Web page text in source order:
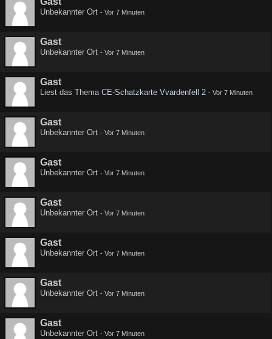
Unbekannter Ort - Vor 7 Minuten
Gast
Unbekannter Ort - Vor 7 Minuten
Gast
Liest das Thema CE-Schatzkarte Vvardenfell 2 - Vor 7 Minuten
Gast
Unbekannter Ort - Vor 7 Minuten
Gast
Unbekannter Ort - Vor 7 Minuten
Gast
Unbekannter Ort - Vor 7 Minuten
Gast
Unbekannter Ort - Vor 7 Minuten
Gast
Unbekannter Ort - Vor 7 Minuten
Gast
Unbekannter Ort - Vor 7 Minuten